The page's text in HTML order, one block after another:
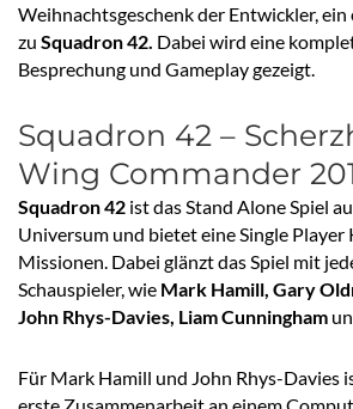
Weihnachtsgeschenk der Entwickler,
zu Squadron 42. Dabei wird eine
Besprechung und Gameplay gezeigt.
Squadron 42 –
Wing Commander
Squadron 42 ist das Stand Alone Spiel
Universum und bietet eine Single Player
Missionen. Dabei glänzt das Spiel mit
Schauspieler, wie Mark Hamill, Gary
John Rhys-Davies, Liam Cunningham
Für Mark Hamill und John Rhys-Davies